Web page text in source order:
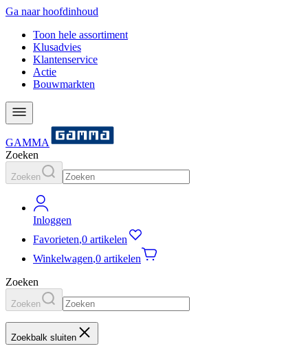
Ga naar hoofdinhoud
Toon hele assortiment
Klusadvies
Klantenservice
Actie
Bouwmarkten
GAMMA
Zoeken
Zoeken
Inloggen
Favorieten,0 artikelen
Winkelwagen,0 artikelen
Zoeken
Zoeken
Zoekbalk sluiten